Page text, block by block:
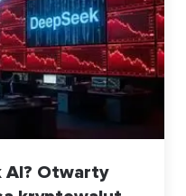
AI? Otwarty